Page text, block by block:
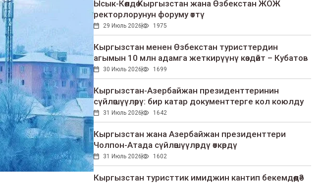
Ысык-Көлдө Кыргызстан жана Өзбекстан ЖОЖ
ректорлорунун форуму өттү
29 Июль 2026 1975
Кыргызстан менен Өзбекстан туристтердин
агымын 10 млн адамга жеткирүүнү көздөйт – Кубатов
30 Июль 2026 1699
Кыргызстан-Азербайжан президенттеринин
сүйлөшүүлөрү: бир катар документтерге кол коюлду
31 Июль 2026 1642
Кыргызстан жана Азербайжан президенттери
Чолпон-Атада сүйлөшүүлөрдү өткөрдү
31 Июль 2026 1602
Кыргызстан туристтик имиджин кантип бекемдөөдө?